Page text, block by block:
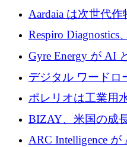
維仕分け規模拡大
Aardaia は次世代
寄付
Respiro
100 万ポンドを確保
Gyre Energy が AI
を削減するために
デジタル ワードロ
1,000 万人のユー
700 万ドルを獲得
ポレリオは工業用
万ユーロを確保
BIZAY、米国の成
めに5,500万ドルを
ARC Intelligence